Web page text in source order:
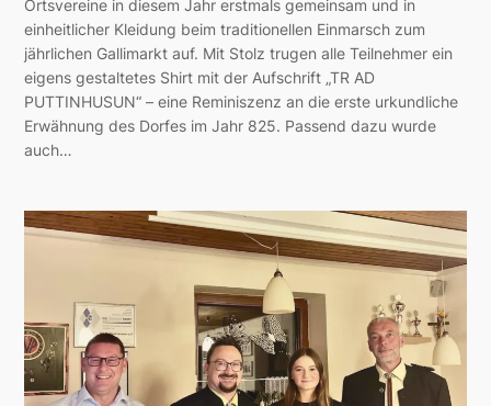
Ortsvereine in diesem Jahr erstmals gemeinsam und in
einheitlicher Kleidung beim traditionellen Einmarsch zum
jährlichen Gallimarkt auf. Mit Stolz trugen alle Teilnehmer ein
eigens gestaltetes Shirt mit der Aufschrift „TR AD
PUTTINHUSUN“ – eine Reminiszenz an die erste urkundliche
Erwähnung des Dorfes im Jahr 825. Passend dazu wurde
auch…